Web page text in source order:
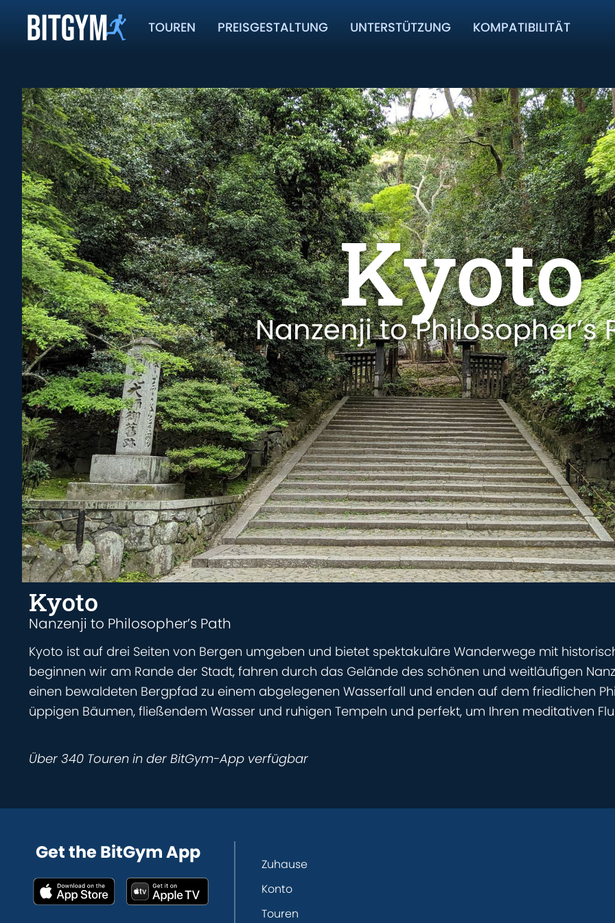
TOUREN PREISGESTALTUNG UNTERSTÜTZUNG KOMPATIBILITÄT
Kyoto
Nanzenji to Philosopher’s
Kyoto
Nanzenji to Philosopher’s Path
Kyoto ist auf drei Seiten von Bergen umgeben und bietet spektakuläre Wanderwege mit
beginnen wir am Rande der Stadt, fahren durch das Gelände des schönen und weitläufigen
einen bewaldeten Bergpfad zu einem abgelegenen Wasserfall und enden auf dem friedlichen
üppigen Bäumen, fließendem Wasser und ruhigen Tempeln und perfekt, um Ihren meditativen
Über 340 Touren in der BitGym-App verfügbar
Get the BitGym App
Zuhause
Konto
Touren